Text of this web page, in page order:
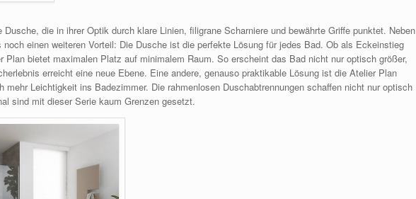
die in ihrer Optik durch klare Linien, filigrane Scharniere und bewährte Griffe punktet. Neben
einen weiteren Vorteil: Die Dusche ist die perfekte Lösung für jedes Bad. Ob als Eckeinstieg
Plan bietet maximalen Platz auf minimalem Raum. So erscheint das Bad nicht nur optisch größer,
erreicht eine neue Ebene. Eine andere, genauso praktikable Lösung ist die Atelier Plan
mehr Leichtigkeit ins Badezimmer. Die rahmenlosen Duschabtrennungen schaffen nicht nur optisch
sind mit dieser Serie kaum Grenzen gesetzt.